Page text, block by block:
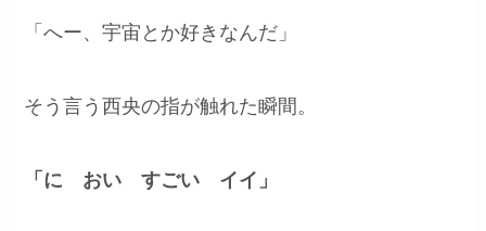
「へー、宇宙とか好きなんだ」
そう言う西央の指が触れた瞬間。
「 に おい すごい イイ」